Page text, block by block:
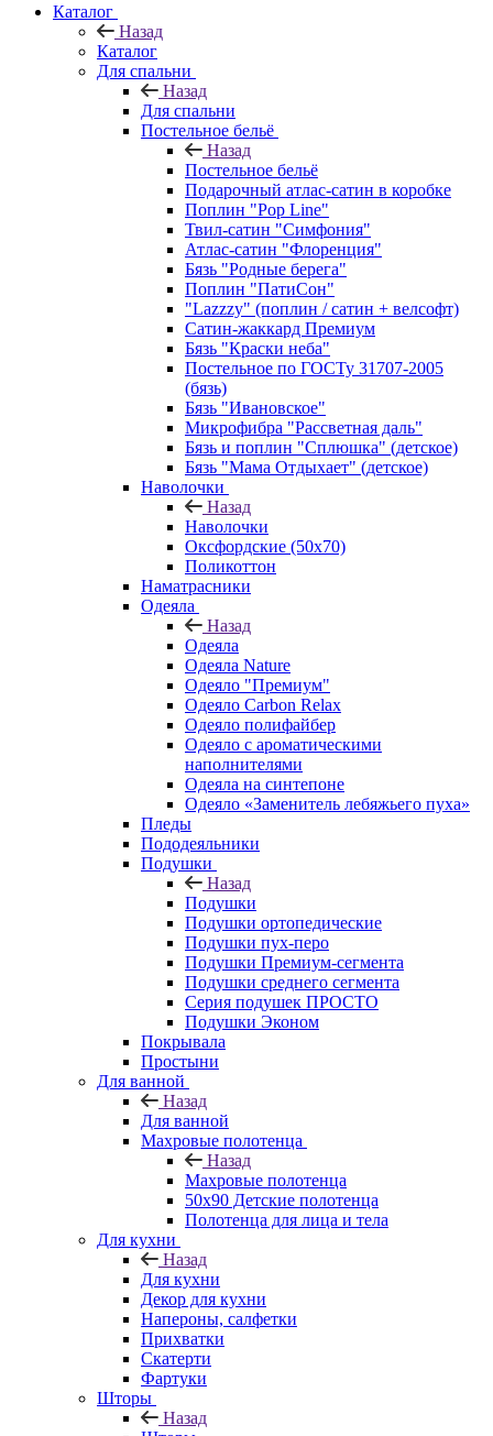
Каталог
Назад
Каталог
Для спальни
Назад
Для спальни
Постельное бельё
Назад
Постельное бельё
Подарочный атлас-сатин в коробке
Поплин "Pop Line"
Твил-сатин "Симфония"
Атлас-сатин "Флоренция"
Бязь "Родные берега"
Поплин "ПатиСон"
"Lazzzy" (поплин / сатин + велсофт)
Сатин-жаккард Премиум
Бязь "Краски неба"
Постельное по ГОСТу 31707-2005
(бязь)
Бязь "Ивановское"
Микрофибра "Рассветная даль"
Бязь и поплин "Сплюшка" (детское)
Бязь "Мама Отдыхает" (детское)
Наволочки
Назад
Наволочки
Оксфордские (50х70)
Поликоттон
Наматрасники
Одеяла
Назад
Одеяла
Одеяла Nature
Одеяло "Премиум"
Одеяло Carbon Relax
Одеяло полифайбер
Одеяло с ароматическими
наполнителями
Одеяла на синтепоне
Одеяло «Заменитель лебяжьего пуха»
Пледы
Пододеяльники
Подушки
Назад
Подушки
Подушки ортопедические
Подушки пух-перо
Подушки Премиум-сегмента
Подушки среднего сегмента
Серия подушек ПРОСТО
Подушки Эконом
Покрывала
Простыни
Для ванной
Назад
Для ванной
Махровые полотенца
Назад
Махровые полотенца
50х90 Детские полотенца
Полотенца для лица и тела
Для кухни
Назад
Для кухни
Декор для кухни
Напероны, салфетки
Прихватки
Скатерти
Фартуки
Шторы
Назад